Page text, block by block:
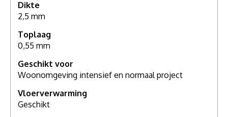
wilt zien of meer advies nodig hebt, maak dan een
afspraak in één van onze
compleet persoonlijk advies.
Dikte
2,5 mm
Toplaag
0,55 mm
Geschikt voor
Woonomgeving intensief en normaal project
Vloerverwarming
Geschikt